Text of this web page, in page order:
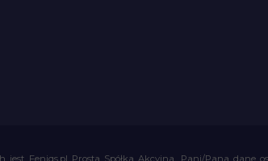
jest Feniqs.pl Prosta Spółka Akcyjna. Pani/Pana